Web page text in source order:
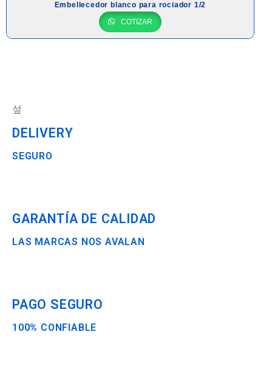
Embellecedor blanco para rociador 1/2
COTIZAR
DELIVERY
SEGURO
GARANTÍA DE CALIDAD
LAS MARCAS NOS AVALAN
PAGO SEGURO
100% CONFIABLE